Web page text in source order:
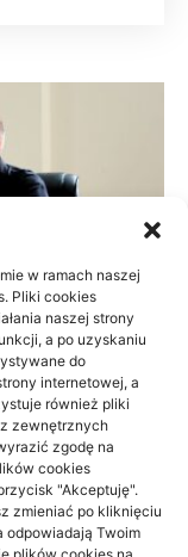
w ramach naszej
Pliki cookies
naszej strony
a po uzyskaniu
do
internetowej, a
również pliki
zewnętrznych
zgodę na
cookies
"Akceptuję".
zmieniać po kliknięciu
odpowiadają Twoim
się
firmy